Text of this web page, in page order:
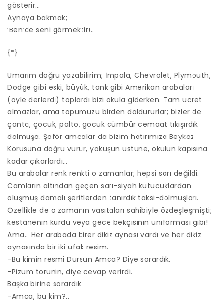
gösterir…
Aynaya bakmak;
‘Ben’de seni görmektir!..
{*}
Umarım doğru yazabilirim; İmpala, Chevrolet, Plymouth,
Dodge gibi eski, büyük, tank gibi Amerikan arabaları
(öyle derlerdi) toplardı bizi okula giderken. Tam ücret
almazlar, ama topumuzu birden doldururlar; bizler de
çanta, çocuk, palto, gocuk cümbür cemaat tıkışırdık
dolmuşa. Şoför amcalar da bizim hatırımıza Beykoz
Korusuna doğru vurur, yokuşun üstüne, okulun kapısına
kadar çıkarlardı…
Bu arabalar renk renkti o zamanlar; hepsi sarı değildi.
Camların altından geçen sarı-siyah kutucuklardan
oluşmuş damalı şeritlerden tanırdık taksi-dolmuşları.
Özellikle de o zamanın vasıtaları sahibiyle özdeşleşmişti;
kestanenin kurdu veya gece bekçisinin üniforması gibi!
Ama… Her arabada birer dikiz aynası vardı ve her dikiz
aynasında bir iki ufak resim.
-Bu kimin resmi Dursun Amca? Diye sorardık.
-Pizum torunin, diye cevap verirdi.
Başka birine sorardık:
-Amca, bu kim?..